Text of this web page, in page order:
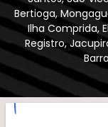
Bertioga,
Ilha Comprida,
Registro,